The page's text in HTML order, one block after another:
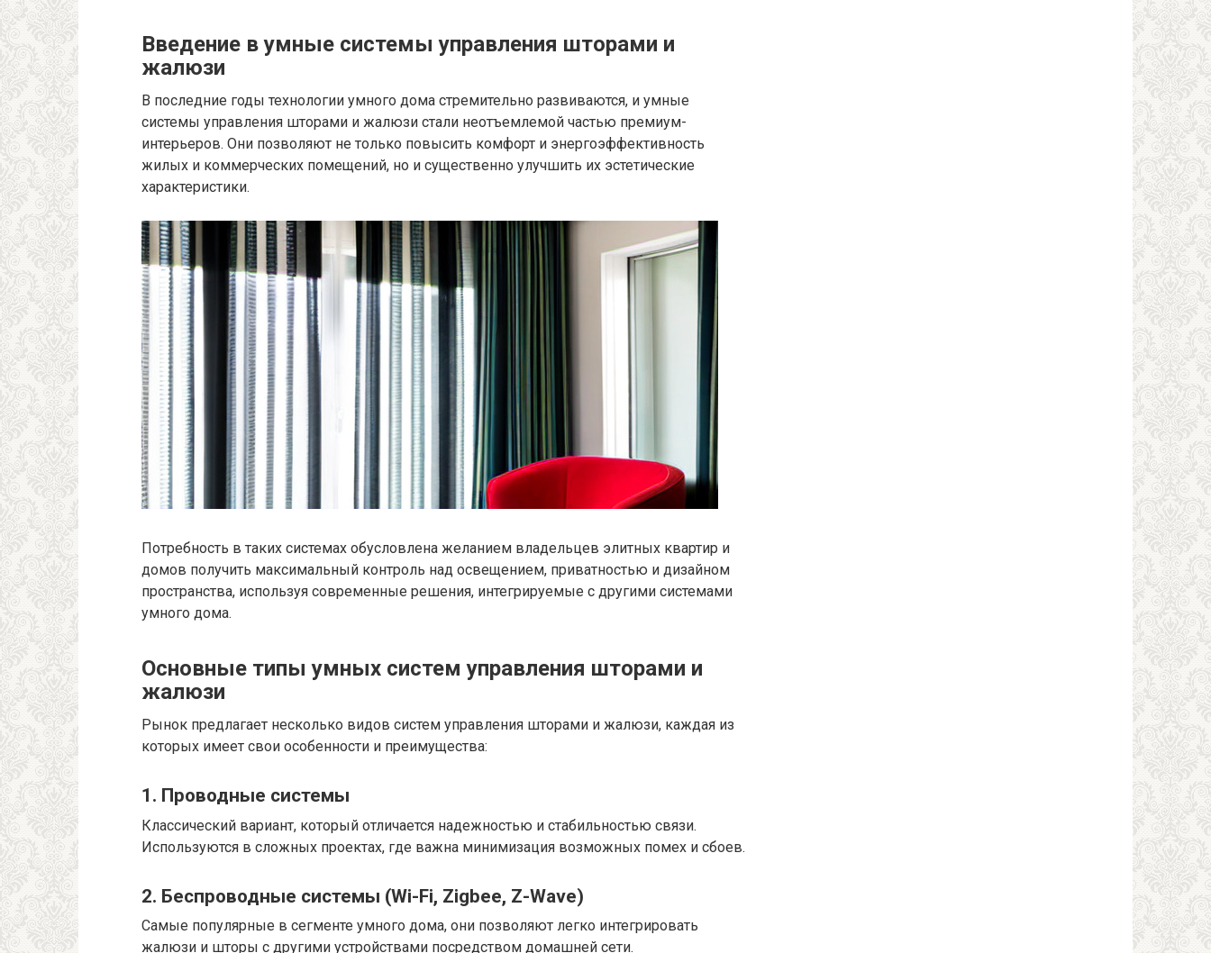
Введение в умные системы управления шторами и
жалюзи
В последние годы технологии умного дома стремительно развиваются, и умные
системы управления шторами и жалюзи стали неотъемлемой частью премиум-
интерьеров. Они позволяют не только повысить комфорт и энергоэффективность
жилых и коммерческих помещений, но и существенно улучшить их эстетические
характеристики.
Потребность в таких системах обусловлена желанием владельцев элитных квартир и
домов получить максимальный контроль над освещением, приватностью и дизайном
пространства, используя современные решения, интегрируемые с другими системами
умного дома.
Основные типы умных систем управления шторами и
жалюзи
Рынок предлагает несколько видов систем управления шторами и жалюзи, каждая из
которых имеет свои особенности и преимущества:
1. Проводные системы
Классический вариант, который отличается надежностью и стабильностью связи.
Используются в сложных проектах, где важна минимизация возможных помех и сбоев.
2. Беспроводные системы (Wi-Fi, Zigbee, Z-Wave)
Самые популярные в сегменте умного дома, они позволяют легко интегрировать
жалюзи и шторы с другими устройствами посредством домашней сети.